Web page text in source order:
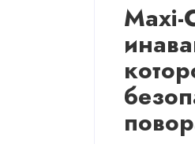
Maxi-